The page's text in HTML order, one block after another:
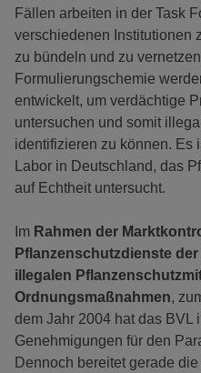
Fällen arbeiten in der Task
verschiedenen Institutionen
zu bündeln und zu
Formulierungschemie
entwickelt, um verdächtige
untersuchen und somit
identifizieren zu können. Es
Labor in Deutschland, das
auf Echtheit untersucht.
Im Rahmen der
Pflanzenschutzdienste
illegalen
Ordnungsmaßnahmen,
dem Jahr 2004 hat das BVL
Genehmigungen für den
Dennoch bereitet gerade